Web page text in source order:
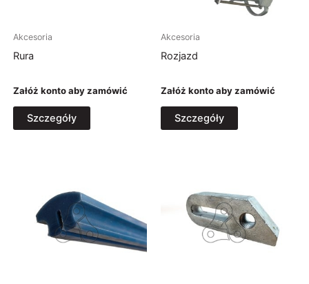
Akcesoria
Rura
Załóż konto aby zamówić
Szczegóły
Akcesoria
Rozjazd
Załóż konto aby zamówić
Szczegóły